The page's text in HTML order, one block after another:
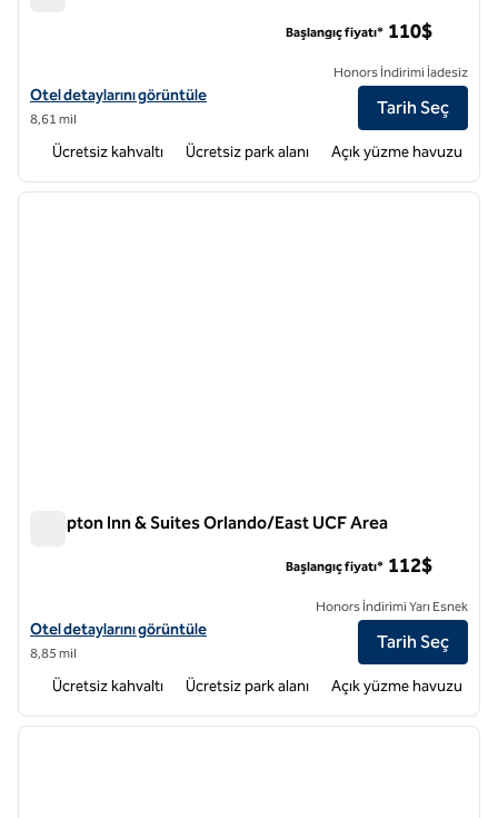
Home2 Suites by Hilton Orlando Near UCF için otel bilgilerini
Otel detaylarını görüntüle
8,61 mil
Başlangıç fiyatı* 110$
Honors İndirimi İadesiz
Tarih Seç
Ücretsiz kahvaltı Ücretsiz park alanı Açık yüzme havuzu
1 / 12
Hampton Inn & Suites Orlando/East UCF Area
Hampton Inn & Suites Orlando/Doğu UCF Alanı için otel detaylarını
Otel detaylarını görüntüle
8,85 mil
Başlangıç fiyatı* 112$
Honors İndirimi Yarı Esnek
Tarih Seç
Ücretsiz kahvaltı Ücretsiz park alanı Açık yüzme havuzu
1 / 12